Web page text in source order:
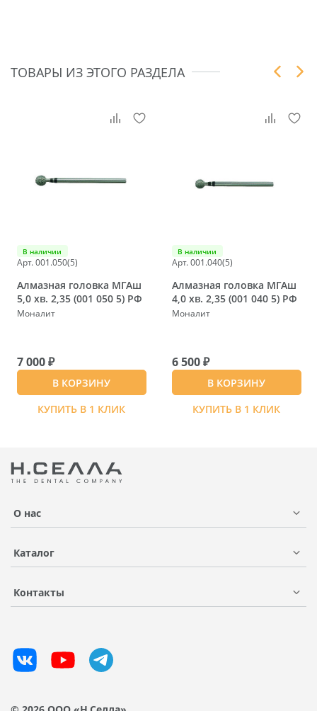
ТОВАРЫ ИЗ ЭТОГО РАЗДЕЛА
В наличии
Арт. 001.050(5)
Алмазная головка МГАш
5,0 хв. 2,35 (001 050 5) РФ
Моналит
7 000 ₽
В КОРЗИНУ
КУПИТЬ В 1 КЛИК
В наличии
Арт. 001.040(5)
Алмазная головка МГАш
4,0 хв. 2,35 (001 040 5) РФ
Моналит
6 500 ₽
В КОРЗИНУ
КУПИТЬ В 1 КЛИК
О нас
Каталог
Контакты